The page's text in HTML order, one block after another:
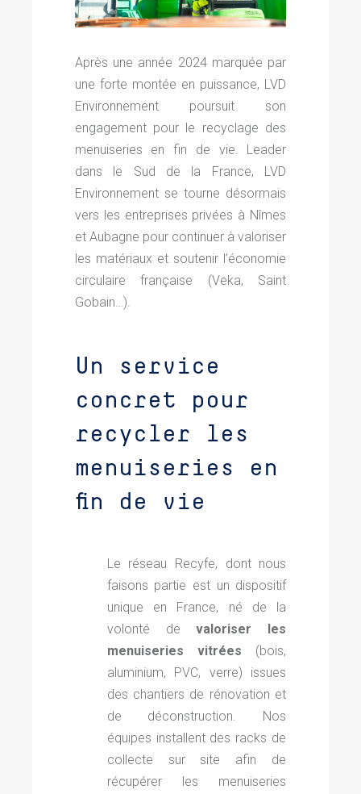
Après une année 2024 marquée par
une forte montée en puissance, LVD
Environnement poursuit son
engagement pour le recyclage des
menuiseries en fin de vie. Leader
dans le Sud de la France, LVD
Environnement se tourne désormais
vers les entreprises privées à Nîmes
et Aubagne pour continuer à valoriser
les matériaux et soutenir l’économie
circulaire française (Veka, Saint
Gobain…).
Un service
concret pour
recycler les
menuiseries en
fin de vie
Le réseau Recyfe, dont nous
faisons partie est un dispositif
unique en France, né de la
volonté devaloriser les
menuiseries vitrées (bois,
aluminium, PVC, verre) issues
des chantiers de rénovation et
de déconstruction. Nos
équipes installent des racks de
collecte sur site afin de
récupérer les menuiseries